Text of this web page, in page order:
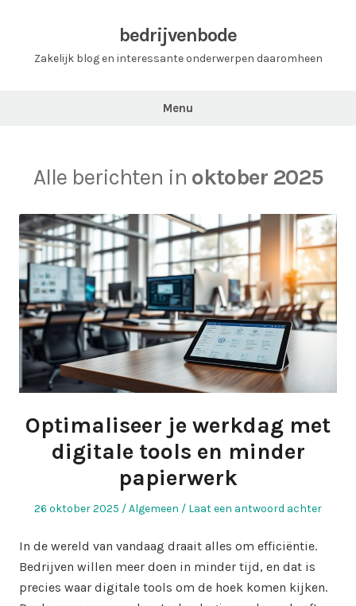
bedrijvenbode
Zakelijk blog en interessante onderwerpen daaromheen
Menu
Alle berichten in oktober 2025
Optimaliseer je werkdag met
digitale tools en minder
papierwerk
Geplaatst
26 oktober 2025
Geplaatst
Algemeen Laat een antwoord achter
In de wereld van vandaag draait alles om efficiëntie.
Bedrijven willen meer doen in minder tijd, en dat is
precies waar digitale tools om de hoek komen kijken.